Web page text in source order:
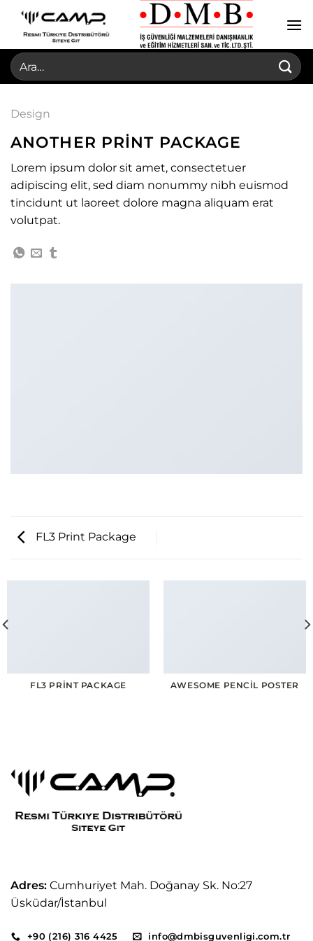
İçeriğe
Ara:
Design
ANOTHER PRINT PACKAGE
Lorem ipsum dolor sit amet, consectetuer
adipiscing elit, sed diam nonummy nibh euismod
tincidunt ut laoreet dolore magna aliquam erat
volutpat.
FL3 Print Package
FL3 PRINT PACKAGE AWESOME PENCIL POSTER
Adres: Cumhuriyet Mah. Doğanay Sk. No:27
Üsküdar/İstanbul
+90 (216) 316 4425 info@dmbisguvenligi.com.tr